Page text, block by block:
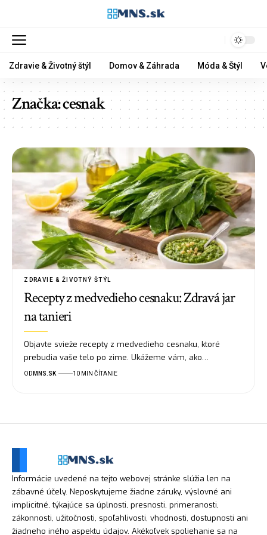
Zdravie & Životný štýl Domov & Záhrada Móda & Štýl
Značka:cesnak
ZDRAVIE & ŽIVOTNÝ ŠTÝL
Recepty z medvedieho cesnaku: Zdravá jar
na tanieri
Objavte svieže recepty z medvedieho cesnaku, ktoré
prebudia vaše telo po zime. Ukážeme vám, ako…
OD MNS.SK 10 MIN ČÍTANIE
Informácie uvedené na tejto webovej stránke slúžia len na
zábavné účely. Neposkytujeme žiadne záruky, výslovné ani
implicitné, týkajúce sa úplnosti, presnosti, primeranosti,
zákonnosti, užitočnosti, spoľahlivosti, vhodnosti, dostupnosti ani
žiadneho iného aspektu údajov. Akékoľvek spoliehanie sa na